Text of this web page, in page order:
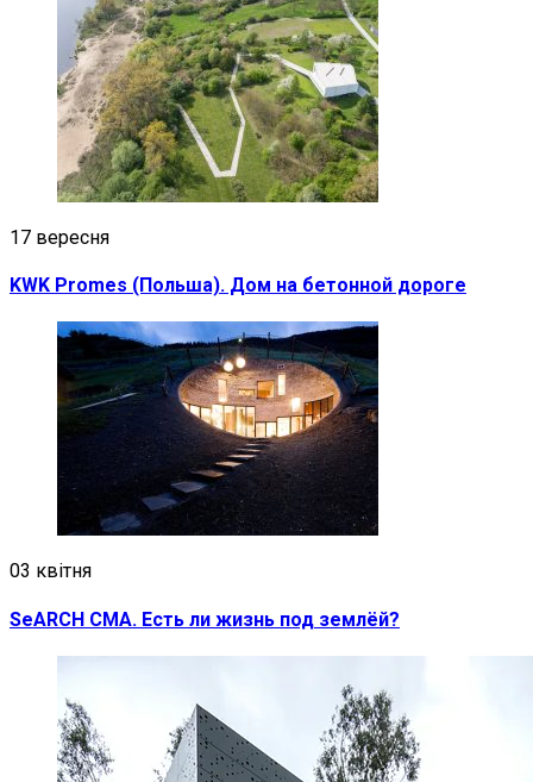
17 вересня
KWK Promes (Польша). Дом на бетонной дороге
03 квітня
SeARCH CMA. Есть ли жизнь под землёй?